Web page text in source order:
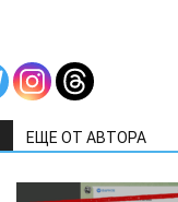
ЕЩЕ ОТ АВТОРА